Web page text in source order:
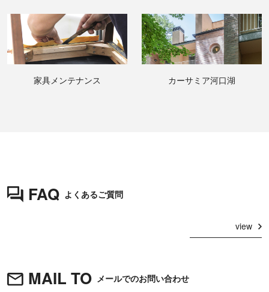
家具メンテナンス カーサミア河口湖
FAQ よくあるご質問
view
MAIL TO メールでのお問い合わせ